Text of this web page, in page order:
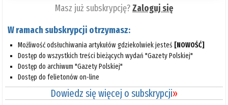
Masz już subskrypcję?Zaloguj się
W ramach subskrypcji otrzymasz:
Możliwość odsłuchiwania artykułów gdziekolwiek jesteś [NOWOŚĆ]
Dostęp do wszystkich treści bieżących wydań "Gazety Polskiej"
Dostęp do archiwum "Gazety Polskiej"
Dostęp do felietonów on-line
Dowiedz się więcej o subskrypcji»